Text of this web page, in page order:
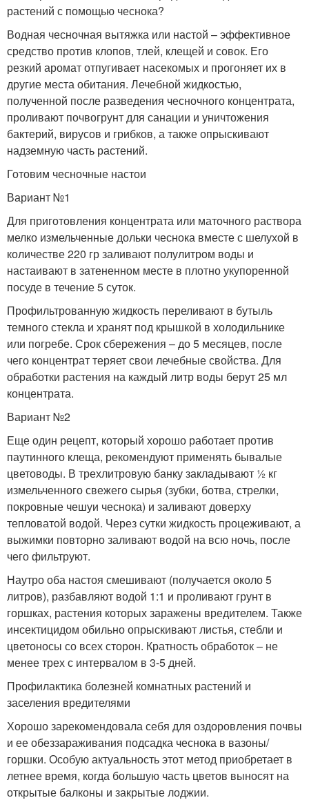
растений с помощью чеснока?
Водная чесночная вытяжка или настой – эффективное
средство против клопов, тлей, клещей и совок. Его
резкий аромат отпугивает насекомых и прогоняет их в
другие места обитания. Лечебной жидкостью,
полученной после разведения чесночного концентрата,
проливают почвогрунт для санации и уничтожения
бактерий, вирусов и грибков, а также опрыскивают
надземную часть растений.
Готовим чесночные настои
Вариант №1
Для приготовления концентрата или маточного раствора
мелко измельченные дольки чеснока вместе с шелухой в
количестве 220 гр заливают полулитром воды и
настаивают в затененном месте в плотно укупоренной
посуде в течение 5 суток.
Профильтрованную жидкость переливают в бутыль
темного стекла и хранят под крышкой в холодильнике
или погребе. Срок сбережения – до 5 месяцев, после
чего концентрат теряет свои лечебные свойства. Для
обработки растения на каждый литр воды берут 25 мл
концентрата.
Вариант №2
Еще один рецепт, который хорошо работает против
паутинного клеща, рекомендуют применять бывалые
цветоводы. В трехлитровую банку закладывают ½ кг
измельченного свежего сырья (зубки, ботва, стрелки,
покровные чешуи чеснока) и заливают доверху
тепловатой водой. Через сутки жидкость процеживают, а
выжимки повторно заливают водой на всю ночь, после
чего фильтруют.
Наутро оба настоя смешивают (получается около 5
литров), разбавляют водой 1:1 и проливают грунт в
горшках, растения которых заражены вредителем. Также
инсектицидом обильно опрыскивают листья, стебли и
цветоносы со всех сторон. Кратность обработок – не
менее трех с интервалом в 3-5 дней.
Профилактика болезней комнатных растений и
заселения вредителями
Хорошо зарекомендовала себя для оздоровления почвы
и ее обеззараживания подсадка чеснока в вазоны/
горшки. Особую актуальность этот метод приобретает в
летнее время, когда большую часть цветов выносят на
открытые балконы и закрытые лоджии.